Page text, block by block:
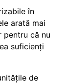
în
arată mai
pentru că nu
suficienți
de